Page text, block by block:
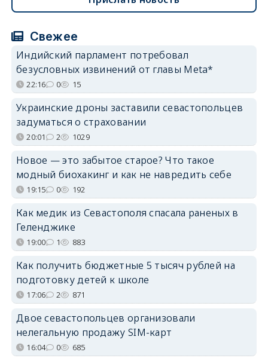
Свежее
Индийский парламент потребовал
безусловных извинений от главы Meta*
22:16 0 15
Украинские дроны заставили севастопольцев
задуматься о страховании
20:01 2 1029
Новое — это забытое старое? Что такое
модный биохакинг и как не навредить себе
19:15 0 192
Как медик из Севастополя спасала раненых в
Геленджике
19:00 1 883
Как получить бюджетные 5 тысяч рублей на
подготовку детей к школе
17:06 2 871
Двое севастопольцев организовали
нелегальную продажу SIM-карт
16:04 0 685